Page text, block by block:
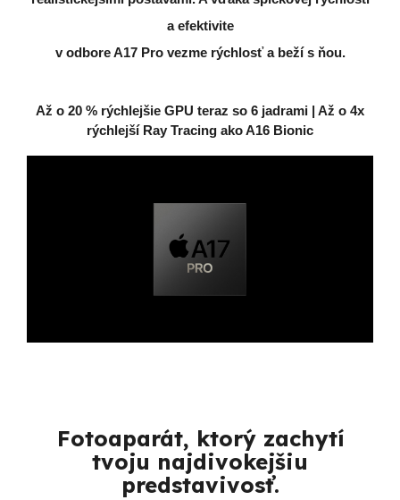
a efektivite
v odbore A17 Pro vezme rýchlosť a beží s ňou.
Až o 20 % rýchlejšie GPU teraz so 6 jadrami | Až o 4x
rýchlejší Ray Tracing ako A16 Bionic
Fotoaparát, ktorý zachytí
tvoju najdivokejšiu
predstavivosť.